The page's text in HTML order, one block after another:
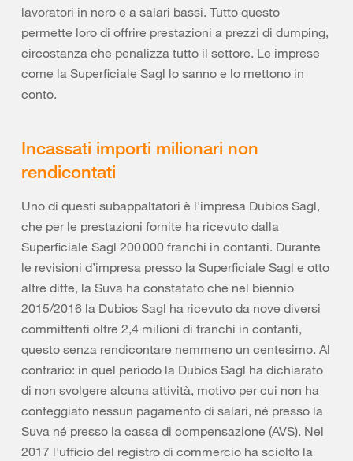
lavoratori in nero e a salari bassi. Tutto questo
permette loro di offrire prestazioni a prezzi di dumping,
circostanza che penalizza tutto il settore. Le imprese
come la Superficiale Sagl lo sanno e lo mettono in
conto.
Incassati importi milionari non
rendicontati
Uno di questi subappaltatori è l'impresa Dubios Sagl,
che per le prestazioni fornite ha ricevuto dalla
Superficiale Sagl 200 000 franchi in contanti. Durante
le revisioni d’impresa presso la Superficiale Sagl e otto
altre ditte, la Suva ha constatato che nel biennio
2015/2016 la Dubios Sagl ha ricevuto da nove diversi
committenti oltre 2,4 milioni di franchi in contanti,
questo senza rendicontare nemmeno un centesimo. Al
contrario: in quel periodo la Dubios Sagl ha dichiarato
di non svolgere alcuna attività, motivo per cui non ha
conteggiato nessun pagamento di salari, né presso la
Suva né presso la cassa di compensazione (AVS). Nel
2017 l'ufficio del registro di commercio ha sciolto la